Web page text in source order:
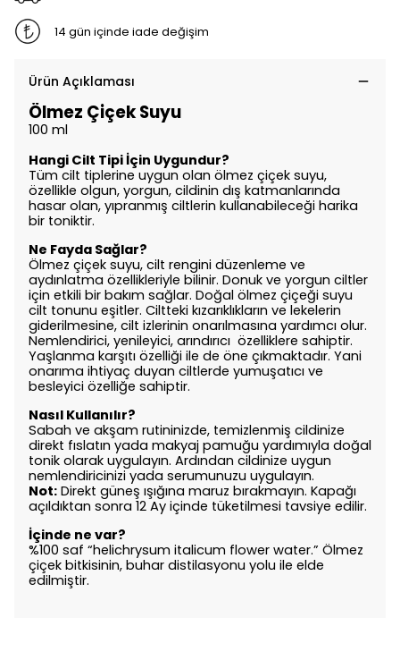
14 gün içinde iade değişim
Ürün Açıklaması
Ölmez Çiçek Suyu
100 ml
Hangi Cilt Tipi İçin Uygundur?
Tüm cilt tiplerine uygun olan ölmez çiçek suyu,
özellikle olgun, yorgun, cildinin dış katmanlarında
hasar olan, yıpranmış ciltlerin kullanabileceği harika
bir toniktir.
Ne Fayda Sağlar?
Ölmez çiçek suyu, cilt rengini düzenleme ve
aydınlatma özellikleriyle bilinir. Donuk ve yorgun ciltler
için etkili bir bakım sağlar. Doğal ölmez çiçeği suyu
cilt tonunu eşitler. Ciltteki kızarıklıkların ve lekelerin
giderilmesine, cilt izlerinin onarılmasına yardımcı olur.
Nemlendirici, yenileyici, arındırıcı özelliklere sahiptir.
Yaşlanma karşıtı özelliği ile de öne çıkmaktadır. Yani
onarıma ihtiyaç duyan ciltlerde yumuşatıcı ve
besleyici özelliğe sahiptir.
Nasıl Kullanılır?
Sabah ve akşam rutininizde, temizlenmiş cildinize
direkt fıslatın yada makyaj pamuğu yardımıyla doğal
tonik olarak uygulayın. Ardından cildinize uygun
nemlendiricinizi yada serumunuzu uygulayın.
Not: Direkt güneş ışığına maruz bırakmayın. Kapağı
açıldıktan sonra 12 Ay içinde tüketilmesi tavsiye edilir.
İçinde ne var?
%100 saf “helichrysum italicum flower water.” Ölmez
çiçek bitkisinin, buhar distilasyonu yolu ile elde
edilmiştir.